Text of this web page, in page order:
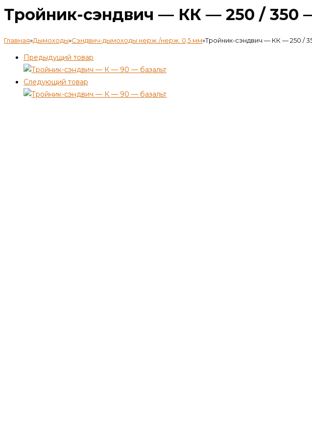
Тройник-сэндвич — КК — 250 /
Главная»Дымоходы»Сэндвич-дымоходы нерж./нерж. 0,5 мм»Тройник-сэндвич — КК — 250 /
Предыдущий товар
Следующий товар